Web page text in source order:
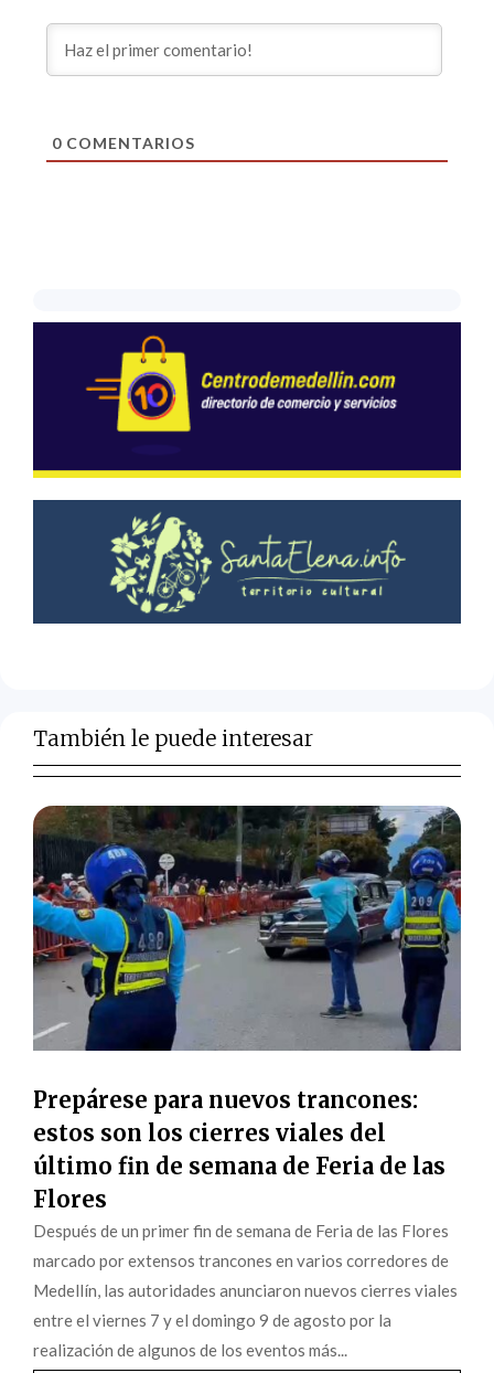
0COMENTARIOS
También le puede interesar
Prepárese para nuevos trancones:
estos son los cierres viales del
último fin de semana de Feria de las
Flores
Después de un primer fin de semana de Feria de las Flores
marcado por extensos trancones en varios corredores de
Medellín, las autoridades anunciaron nuevos cierres viales
entre el viernes 7 y el domingo 9 de agosto por la
realización de algunos de los eventos más...